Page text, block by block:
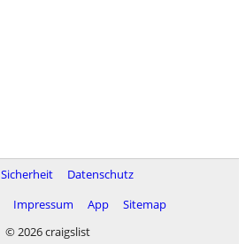
Sicherheit
Datenschutz
Impressum App
Sitemap
© 2026 craigslist